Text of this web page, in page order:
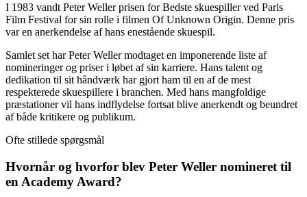
I 1983 vandt Peter Weller prisen for Bedste skuespiller ved Paris
Film Festival for sin rolle i filmen Of Unknown Origin. Denne pris
var en anerkendelse af hans enestående skuespil.
Samlet set har Peter Weller modtaget en imponerende liste af
nomineringer og priser i løbet af sin karriere. Hans talent og
dedikation til sit håndværk har gjort ham til en af de mest
respekterede skuespillere i branchen. Med hans mangfoldige
præstationer vil hans indflydelse fortsat blive anerkendt og beundret
af både kritikere og publikum.
Ofte stillede spørgsmål
Hvornår og hvorfor blev Peter Weller nomineret til
en Academy Award?